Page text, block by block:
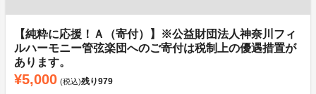
【純粋に応援！Ａ（寄付）】※公益財団法人神奈川フィ
ルハーモニー管弦楽団へのご寄付は税制上の優遇措置が
あります。
¥5,000 (税込)残り979